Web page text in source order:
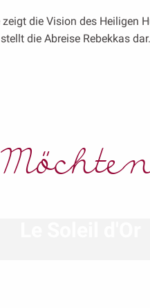
zeigt die Vision des Heiligen
die Abreise Rebekkas dar.